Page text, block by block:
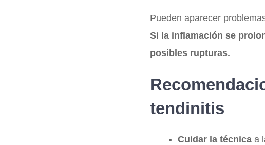
Pueden aparecer
Si la inflamación se
posibles rupturas.
tendinitis
Cuidar la técnica a